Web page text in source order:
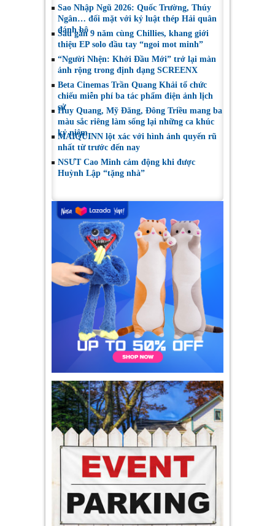
Sao Nhập Ngũ 2026: Quốc Trường, Thúy
Ngân… đối mặt với kỷ luật thép Hải quân
đánh bộ
Sau gần 9 năm cùng Chillies, khang giới
thiệu EP solo đầu tay “ngoi mot minh”
“Người Nhện: Khởi Đầu Mới” trở lại màn
ảnh rộng trong định dạng SCREENX
Beta Cinemas Trần Quang Khải tổ chức
chiếu miễn phí ba tác phẩm điện ảnh lịch
sử
Huy Quang, Mỹ Đăng, Đông Triều mang ba
màu sắc riêng làm sống lại những ca khúc
kỷ niệm
MAIQUINN lột xác với hình ảnh quyến rũ
nhất từ trước đến nay
NSƯT Cao Minh cảm động khi được
Huỳnh Lập “tặng nhà”